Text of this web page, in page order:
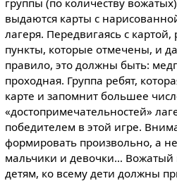
выдаются карты с
лагеря. Передвигаясь с
пункты, которые отмечены, и
правило, это должны быть:
проходная. Группа ребят,
карте и запомнит большее
«достопримечательностей»
победителем в этой игре.
формировать произвольно, а
мальчики и девочки… Вожатый
детям, ко всему дети должны